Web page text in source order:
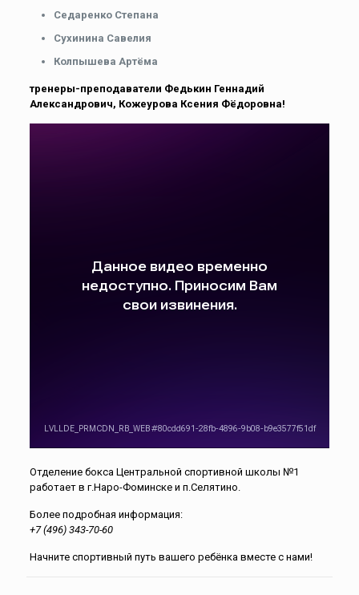
Седаренко Степана
Сухинина Савелия
Колпышева Артёма
тренеры-преподаватели Федькин Геннадий
Александрович, Кожеурова Ксения Фёдоровна!
Отделение бокса Центральной спортивной школы №1
работает в г.Наро-Фоминске и п.Селятино.
Более подробная информация:
+7 (496) 343-70-60
Начните спортивный путь вашего ребёнка вместе с нами!